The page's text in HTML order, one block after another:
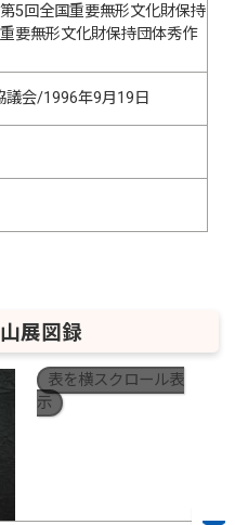
5回全国重要無形文化財保持
要無形文化財保持団体秀作
議会/1996年9月19日
展図録
表を横スクロール表
示